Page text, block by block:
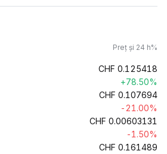
Preț și 24 h%
CHF 0.125418
+78.50%
CHF 0.107694
-21.00%
CHF 0.00603131
-1.50%
CHF 0.161489